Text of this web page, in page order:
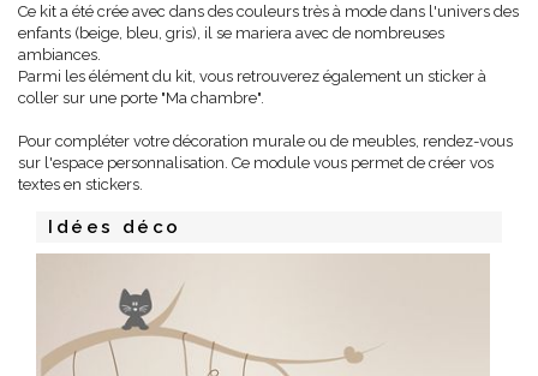
Ce kit a été crée avec dans des couleurs très à mode dans l'univers des
enfants (beige, bleu, gris), il se mariera avec de nombreuses
ambiances.
Parmi les élément du kit, vous retrouverez également un sticker à
coller sur une porte "Ma chambre".
Pour compléter votre décoration murale ou de meubles, rendez-vous
sur l'espace personnalisation. Ce module vous permet de créer vos
textes en stickers.
Idées déco